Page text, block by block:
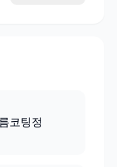
코팅정